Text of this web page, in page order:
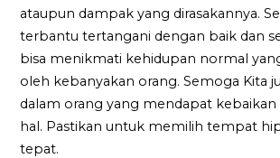
ataupun dampak yang dirasakannya.
terbantu tertangani dengan baik dan
bisa menikmati kehidupan normal
oleh kebanyakan orang. Semoga Kita
dalam orang yang mendapat kebaikan
hal. Pastikan untuk memilih tempat
tepat.